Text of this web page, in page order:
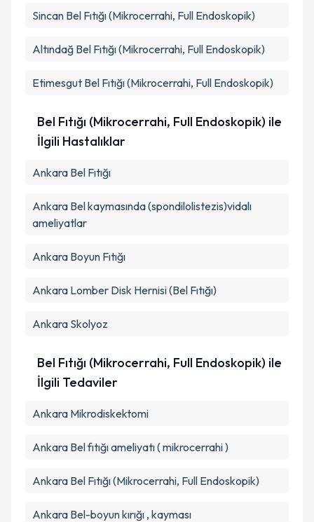
kapsamda işlenmesini kabul ediyorum.
Takvim Talebini Gönder
Sincan Bel Fıtığı (Mikrocerrahi, Full Endoskopik)
Altındağ Bel Fıtığı (Mikrocerrahi, Full Endoskopik)
Etimesgut Bel Fıtığı (Mikrocerrahi, Full Endoskopik)
Bel Fıtığı (Mikrocerrahi, Full Endoskopik) ile
İlgili Hastalıklar
Ankara Bel Fıtığı
Ankara Bel kaymasında (spondilolistezis)vidalı
ameliyatlar
Ankara Boyun Fıtığı
Ankara Lomber Disk Hernisi (Bel Fıtığı)
Ankara Skolyoz
Bel Fıtığı (Mikrocerrahi, Full Endoskopik) ile
İlgili Tedaviler
Ankara Mikrodiskektomi
Ankara Bel fıtığı ameliyatı ( mikrocerrahi )
Ankara Bel Fıtığı (Mikrocerrahi, Full Endoskopik)
Ankara Bel-boyun kırığı , kayması